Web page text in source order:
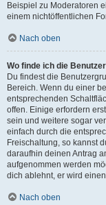
Beispiel zu Moderatoren
einem nichtöffentlichen
Nach oben
Wo finde ich die
Du findest die
Bereich. Wenn du einer
entsprechenden
offen. Einige erfordern
sein und weitere sogar
einfach durch die
Freischaltung, so kannst
daraufhin deinen Antrag
aufgenommen werden
dich ablehnt, er wird
Nach oben